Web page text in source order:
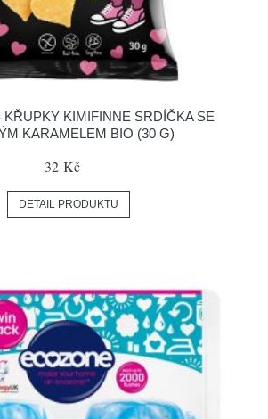
KŘUPKY KIMIFINNE SRDÍČKA SE
KARAMELEM BIO (30 G)
32 Kč
DETAIL PRODUKTU